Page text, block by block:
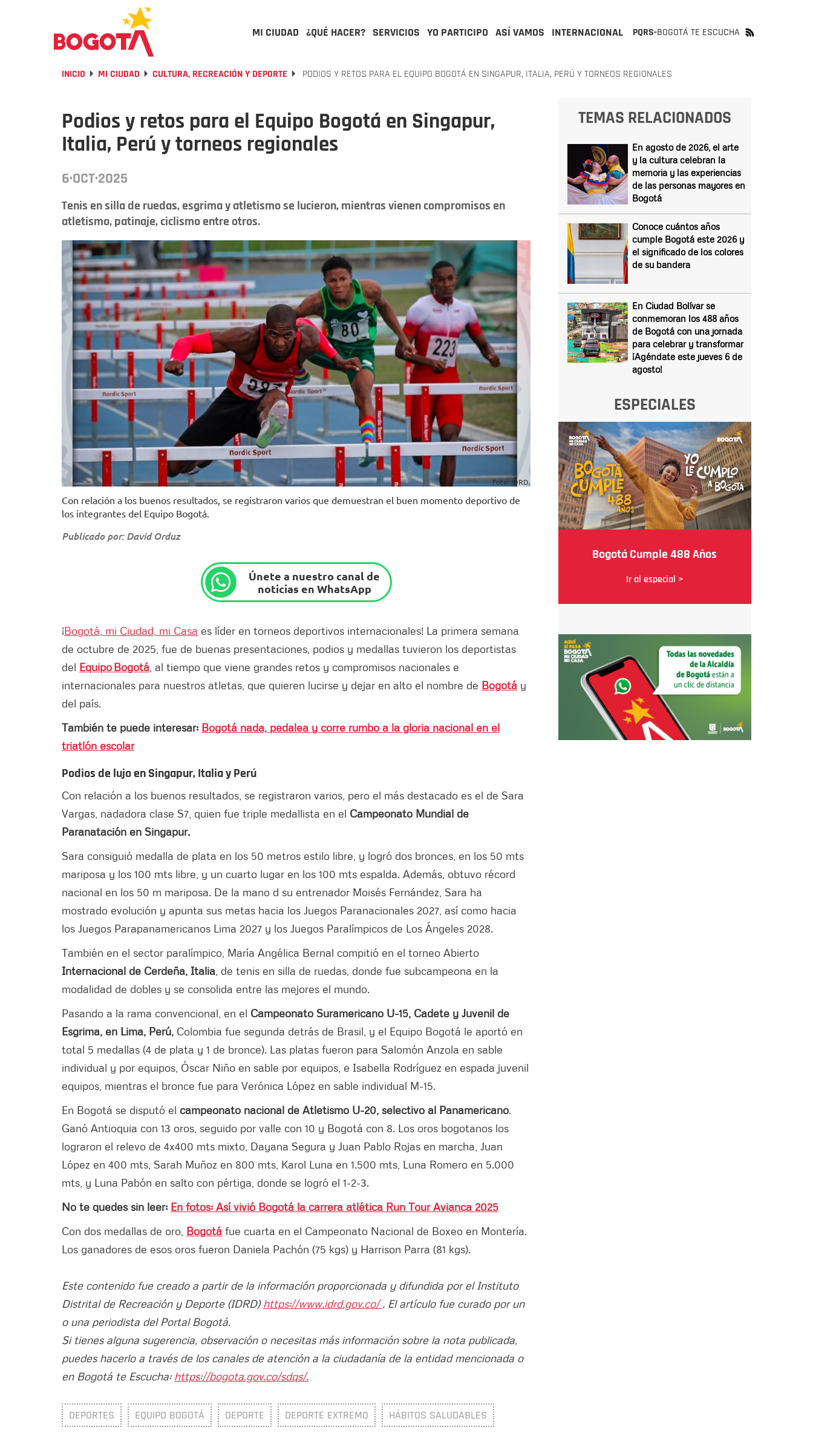
MI CIUDAD ¿QUÉ HACER? SERVICIOS YO PARTICIPO ASÍ VAMOS INTERNACIONAL PQRS-BOGOTÁ TE ESCUCHA
INICIO MI CIUDAD CULTURA, RECREACIÓN Y DEPORTE PODIOS Y RETOS PARA EL EQUIPO BOGOTÁ EN SINGAPUR, ITALIA, PERÚ Y TORNEOS REGIONALES
Podios y retos para el Equipo Bogotá en Singapur,
Italia, Perú y torneos regionales
6·OCT·2025
Tenis en silla de ruedas, esgrima y atletismo se lucieron, mientras vienen compromisos en
atletismo, patinaje, ciclismo entre otros.
Foto: IDRD.
Con relación a los buenos resultados, se registraron varios que demuestran el buen momento deportivo de
los integrantes del Equipo Bogotá.
Publicado por: David Orduz
Únete a nuestro canal de
noticias en WhatsApp
¡Bogotá, mi Ciudad, mi Casa es líder en torneos deportivos internacionales! La primera semana
de octubre de 2025, fue de buenas presentaciones, podios y medallas tuvieron los deportistas
del Equipo Bogotá , al tiempo que viene grandes retos y compromisos nacionales e
internacionales para nuestros atletas, que quieren lucirse y dejar en alto el nombre de Bogotá y
del país.
También te puede interesar: Bogotá nada, pedalea y corre rumbo a la gloria nacional en el
triatlón escolar
Podios de lujo en Singapur, Italia y Perú
Con relación a los buenos resultados, se registraron varios, pero el más destacado es el de Sara
Vargas, nadadora clase S7, quien fue triple medallista en el Campeonato Mundial de
Paranatación en Singapur.
Sara consiguió medalla de plata en los 50 metros estilo libre, y logró dos bronces, en los 50 mts
mariposa y los 100 mts libre, y un cuarto lugar en los 100 mts espalda. Además, obtuvo récord
nacional en los 50 m mariposa. De la mano d su entrenador Moisés Fernández, Sara ha
mostrado evolución y apunta sus metas hacia los Juegos Paranacionales 2027, así como hacia
los Juegos Parapanamericanos Lima 2027 y los Juegos Paralímpicos de Los Ángeles 2028.
También en el sector paralímpico, María Angélica Bernal compitió en el torneo Abierto
Internacional de Cerdeña, Italia , de tenis en silla de ruedas, donde fue subcampeona en la
modalidad de dobles y se consolida entre las mejores el mundo.
Pasando a la rama convencional, en el Campeonato Suramericano U-15, Cadete y Juvenil de
Esgrima, en Lima, Perú, Colombia fue segunda detrás de Brasil, y el Equipo Bogotá le aportó en
total 5 medallas (4 de plata y 1 de bronce). Las platas fueron para Salomón Anzola en sable
individual y por equipos, Óscar Niño en sable por equipos, e Isabella Rodríguez en espada juvenil
equipos, mientras el bronce fue para Verónica López en sable individual M-15.
En Bogotá se disputó el campeonato nacional de Atletismo U-20, selectivo al Panamericano.
Ganó Antioquia con 13 oros, seguido por valle con 10 y Bogotá con 8. Los oros bogotanos los
lograron el relevo de 4x400 mts mixto, Dayana Segura y Juan Pablo Rojas en marcha, Juan
López en 400 mts, Sarah Muñoz en 800 mts, Karol Luna en 1.500 mts, Luna Romero en 5.000
mts, y Luna Pabón en salto con pértiga, donde se logró el 1-2-3.
No te quedes sin leer: En fotos: Así vivió Bogotá la carrera atlética Run Tour Avianca 2025
Con dos medallas de oro, Bogotá fue cuarta en el Campeonato Nacional de Boxeo en Montería.
Los ganadores de esos oros fueron Daniela Pachón (75 kgs) y Harrison Parra (81 kgs).
Este contenido fue creado a partir de la información proporcionada y difundida por el Instituto
Distrital de Recreación y Deporte (IDRD) https://www.idrd.gov.co/. El artículo fue curado por un
o una periodista del Portal Bogotá.
Si tienes alguna sugerencia, observación o necesitas más información sobre la nota publicada,
puedes hacerlo a través de los canales de atención a la ciudadanía de la entidad mencionada o
en Bogotá te Escucha: https://bogota.gov.co/sdqs/.
DEPORTES EQUIPO BOGOTÁ DEPORTE DEPORTE EXTREMO HÁBITOS SALUDABLES
TEMAS RELACIONADOS
En agosto de 2026, el arte
y la cultura celebran la
memoria y las experiencias
de las personas mayores en
Bogotá
Conoce cuántos años
cumple Bogotá este 2026 y
el significado de los colores
de su bandera
En Ciudad Bolívar se
conmemoran los 488 años
de Bogotá con una jornada
para celebrar y transformar
¡Agéndate este jueves 6 de
agosto!
ESPECIALES
Bogotá Cumple 488 Años
Ir al especial >